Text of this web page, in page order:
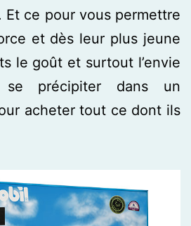
Et ce pour vous permettre
et dès leur plus jeune
le goût et surtout l’envie
se précipiter dans un
acheter tout ce dont ils